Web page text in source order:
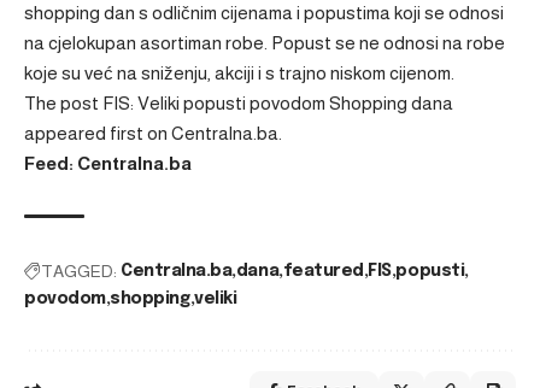
shopping dan s odličnim cijenama i popustima koji se odnosi
na cjelokupan asortiman robe. Popust se ne odnosi na robe
koje su već na sniženju, akciji i s trajno niskom cijenom.
The post FIS: Veliki popusti povodom Shopping dana
appeared first on Centralna.ba
Feed: Centralna.ba
TAGGED: Centralna.ba dana featured FIS popusti
povodom shopping veliki